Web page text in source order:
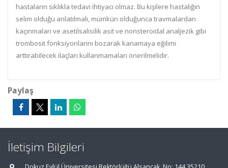
hastaların sıklıkla tedavi ihtiyacı olmaz. Bu kişilere hastalığın
selim olduğu anlatılmalı, mümkün olduğunca travmalardan
kaçınmaları ve asetilsalisilik asit ve nonsteroidal analjezik gibi
trombosit fonksiyonlarını bozarak kanamaya eğilimi
arttırabilecek ilaçları kullanmamaları önerilmelidir.
Paylaş
İletişim Bilgileri